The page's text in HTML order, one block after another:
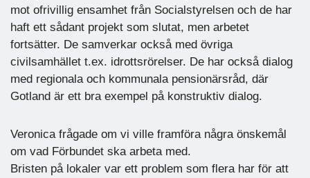
mot ofrivillig ensamhet från Socialstyrelsen och de har
haft ett sådant projekt som slutat, men arbetet
fortsätter. De samverkar också med övriga
civilsamhället t.ex. idrottsrörelser. De har också dialog
med regionala och kommunala pensionärsråd, där
Gotland är ett bra exempel på konstruktiv dialog.
Veronica frågade om vi ville framföra några önskemål
om vad Förbundet ska arbeta med.
Bristen på lokaler var ett problem som flera har för att